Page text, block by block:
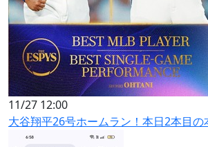
11/27 12:00
大谷翔平26号ホームラン！本日2本目